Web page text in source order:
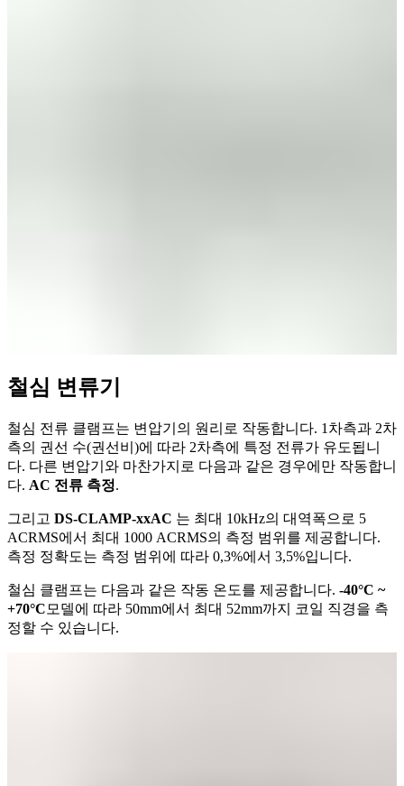
철심 변류기
철심 전류 클램프는 변압기의 원리로 작동합니다. 1차측과 2차
측의 권선 수(권선비)에 따라 2차측에 특정 전류가 유도됩니
다. 다른 변압기와 마찬가지로 다음과 같은 경우에만 작동합니
다. AC 전류 측정.
그리고 DS-CLAMP-xxAC 는 최대 10kHz의 대역폭으로 5
ACRMS에서 최대 1000 ACRMS의 측정 범위를 제공합니다.
측정 정확도는 측정 범위에 따라 0,3%에서 3,5%입니다.
철심 클램프는 다음과 같은 작동 온도를 제공합니다. -40°C ~
+70°C 모델에 따라 50mm에서 최대 52mm까지 코일 직경을 측
정할 수 있습니다.